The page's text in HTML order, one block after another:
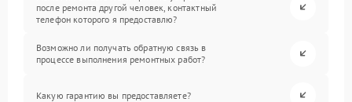
после ремонта другой человек, контактный
телефон которого я предоставлю?
Возможно ли получать обратную связь в
процессе выполнения ремонтных работ?
Какую гарантию вы предоставляете?